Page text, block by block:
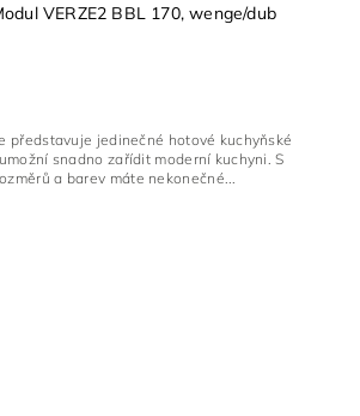
VERZE2 BBL 170, wenge/dub
představuje jedinečné hotové kuchyňské
snadno zařídit moderní kuchyni. S
a barev máte nekonečné...